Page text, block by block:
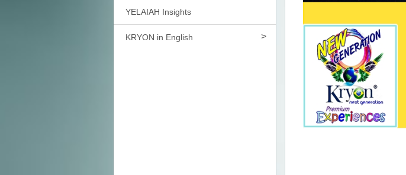
YELAIAH Insights
KRYON in English